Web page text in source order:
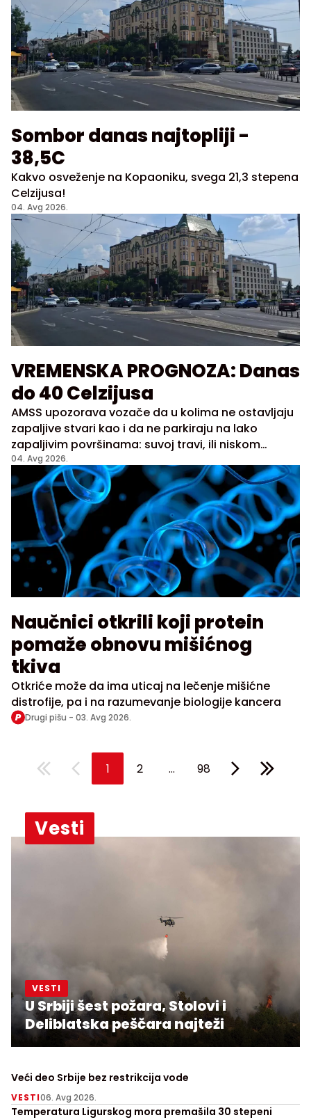
Sombor danas najtopliji -
38,5C
Kakvo osveženje na Kopaoniku, svega 21,3 stepena
Celzijusa!
04. Avg 2026.
VREMENSKA PROGNOZA: Danas
do 40 Celzijusa
AMSS upozorava vozače da u kolima ne ostavljaju
zapaljive stvari kao i da ne parkiraju na lako
zapaljivim površinama: suvoj travi, ili niskom
rastinju
04. Avg 2026.
Naučnici otkrili koji protein
pomaže obnovu mišićnog
tkiva
Otkriće može da ima uticaj na lečenje mišićne
distrofije, pa i na razumevanje biologije kancera
Drugi pišu - 03. Avg 2026.
1 2 ... 98
Vesti
VESTI
U Srbiji šest požara, Stolovi i
Deliblatska peščara najteži
Veći deo Srbije bez restrikcija vode
VESTI06. Avg 2026.
Temperatura Ligurskog mora premašila 30 stepeni